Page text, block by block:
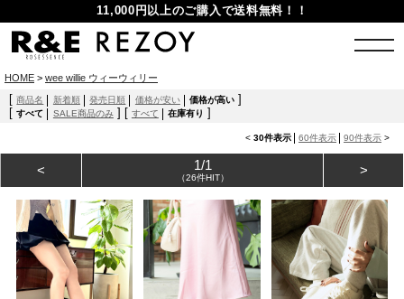
11,000円以上のご購入で送料無料！！
HOME > wee willie ウィーウィリー
[商品名 新着順 発売日順 価格が安い 価格が高い ]
[すべて SALE商品のみ ] [ すべて 在庫有り ]
< 30件表示 60件表示 90件表示 >
< 1/1
（26件HIT） >